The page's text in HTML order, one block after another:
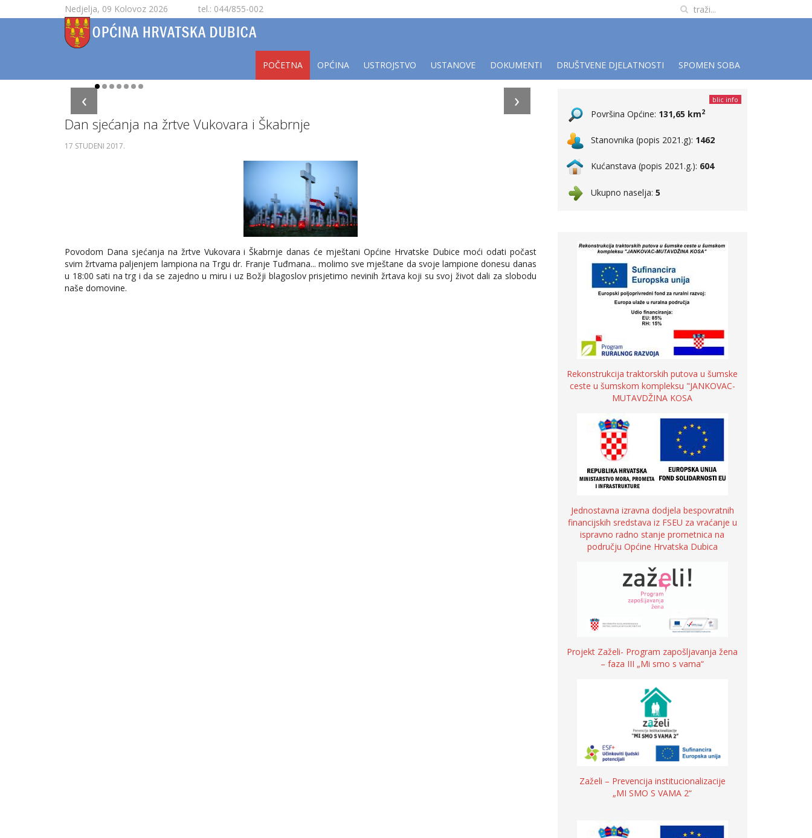
Nedjelja, 09 Kolovoz 2026 tel.: 044/855-002
POČETNA OPĆINA USTROJSTVO USTANOVE DOKUMENTI DRUŠTVENE DJELATNOSTI SPOMEN SOBA
›
‹
Dan sjećanja na žrtve Vukovara i Škabrnje
17 STUDENI 2017.
Povodom Dana sjećanja na žrtve Vukovara i Škabrnje danas će mještani Općine Hrvatske Dubice moći odati počast
svim žrtvama paljenjem lampiona na Trgu dr. Franje Tuđmana... molimo sve mještane da svoje lampione donesu danas
u 18:00 sati na trg i da se zajedno u miru i uz Božji blagoslov prisjetimo nevinih žrtava koji su svoj život dali za slobodu
naše domovine.
blic info
Površina Općine: 131,65 km2
Stanovnika (popis 2021.g): 1462
Kućanstava (popis 2021.g.): 604
Ukupno naselja: 5
Rekonstrukcija traktorskih putova u šumske
ceste u šumskom kompleksu "JANKOVAC-
MUTAVDŽINA KOSA
Jednostavna izravna dodjela bespovratnih
financijskih sredstava iz FSEU za vraćanje u
ispravno radno stanje prometnica na
području Općine Hrvatska Dubica
Projekt Zaželi- Program zapošljavanja žena
– faza III „Mi smo s vama“
Zaželi – Prevencija institucionalizacije
„MI SMO S VAMA 2“